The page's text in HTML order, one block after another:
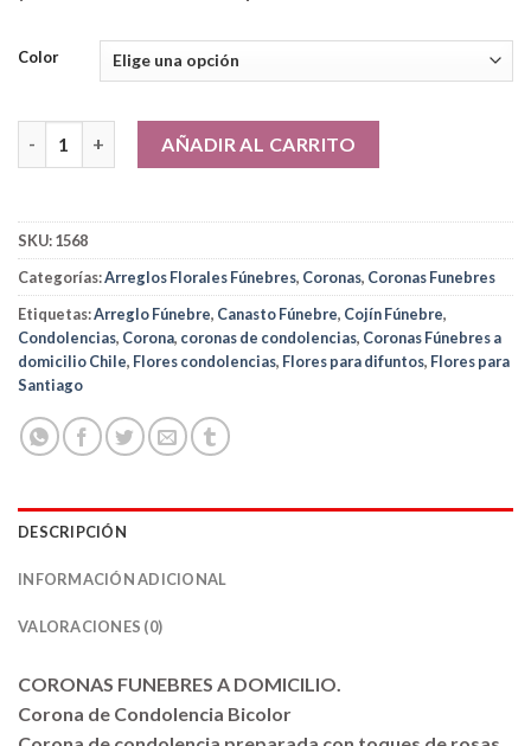
Color
CORONAS FUNEBRES A DOMICILIO EN SANTIAGO DE
AÑADIR AL CARRITO
SKU:1568
Categorías:Arreglos Florales Fúnebres, Coronas, Coronas Funebres
Etiquetas:Arreglo Fúnebre, Canasto Fúnebre, Cojín Fúnebre,
Condolencias, Corona, coronas de condolencias, Coronas Fúnebres a
domicilio Chile, Flores condolencias, Flores para difuntos, Flores para
Santiago
DESCRIPCIÓN
INFORMACIÓN ADICIONAL
VALORACIONES (0)
CORONAS FUNEBRES A DOMICILIO.
Corona de Condolencia Bicolor